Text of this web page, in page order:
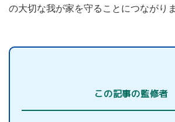
の大切な我が家を守ることにつながりま
この記事の監修者